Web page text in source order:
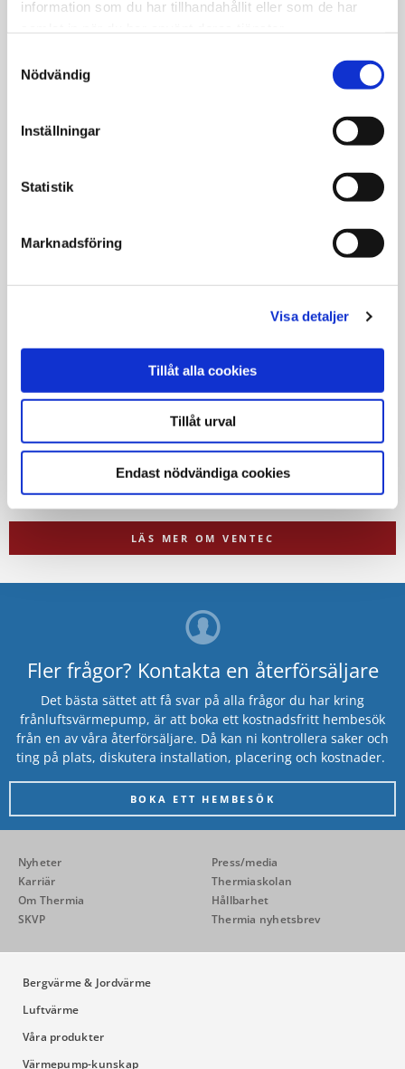
information som du har tillhandahållit eller som de har
Nödvändig
Inställningar
Statistik
Marknadsföring
Visa detaljer
Tillåt alla cookies
Tillåt urval
Endast nödvändiga cookies
Thermias nya frånluftsvärmepump
är speciellt
som ska byta ut en frånluftsvärmepump. Alla delar och
optimerats för att ge dig bästa möjliga funktion i ditt befintliga
värmesystem.
placera
och installera vilket ger ett snabbt och kostnadseffektivt byte.
ventilation och värmeåtervinning i en och samma produkt.
att styra via den inbyggda touchdisplayen, lätt att underhålla
rejält med varmvatten. Den smarta styrningen, där
husuppvärmning och
varmvattenproduktion sker i separata system, ger en
kostnadseffektiv värmelösning.
LÄS MER OM VENTEC
Fler frågor? Kontakta en återförsäljare
Det bästa sättet att få svar på alla frågor du har kring
frånluftsvärmepump, är att boka ett kostnadsfritt hembesök
från en av våra återförsäljare. Då kan ni kontrollera saker och
ting på plats, diskutera installation, placering och kostnader.
BOKA ETT HEMBESÖK
Nyheter
Press/media
Karriär
Thermiaskolan
Om Thermia
Hållbarhet
SKVP
Thermia nyhetsbrev
Bergvärme & Jordvärme
Luftvärme
Våra produkter
Värmepump-kunskap